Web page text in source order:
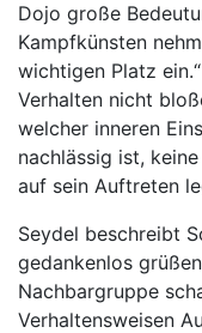
Dojo große
Kampfkünsten
wichtigen Platz
Verhalten nicht
welcher inneren
nachlässig ist,
auf sein Auftreten
Seydel beschreibt
gedankenlos
Nachbargruppe
Verhaltensweisen